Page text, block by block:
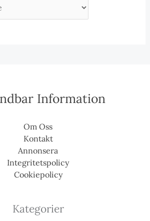
Information
Om Oss
Kontakt
Annonsera
Integritetspolicy
Cookiepolicy
Kategorier